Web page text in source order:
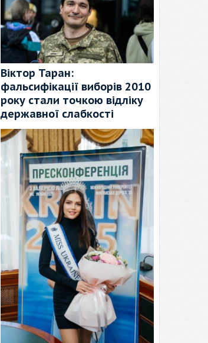
Віктор Таран:
фальсифікації виборів 2010
року стали точкою відліку
державної слабкості